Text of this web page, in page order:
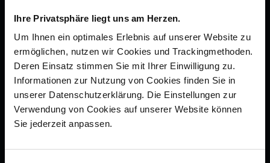
Ihre Privatsphäre liegt uns am Herzen.
Um Ihnen ein optimales Erlebnis auf unserer Website zu
ermöglichen, nutzen wir Cookies und Trackingmethoden.
Deren Einsatz stimmen Sie mit Ihrer Einwilligung zu.
Informationen zur Nutzung von Cookies finden Sie in
unserer Datenschutzerklärung. Die Einstellungen zur
Verwendung von Cookies auf unserer Website können
Sie jederzeit anpassen.